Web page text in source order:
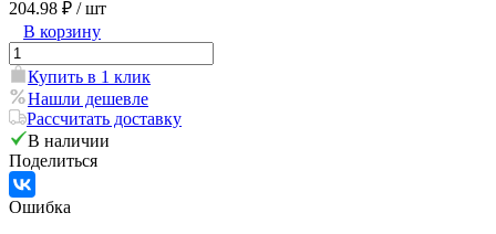
204.98 ₽ / шт
В корзину
Купить в 1 клик
Нашли дешевле
Рассчитать доставку
В наличии
Поделиться
Ошибка